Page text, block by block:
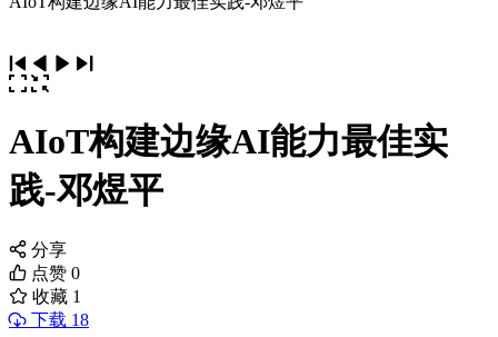
AIoT构建边缘AI能力最佳实
践-邓煜平
分享
点赞 0
收藏 1
下载 18